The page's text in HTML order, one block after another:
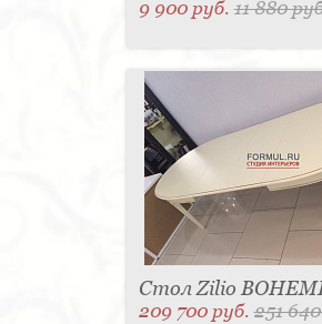
9 900 руб.11 880
Стол Zilio
209 700 руб.251